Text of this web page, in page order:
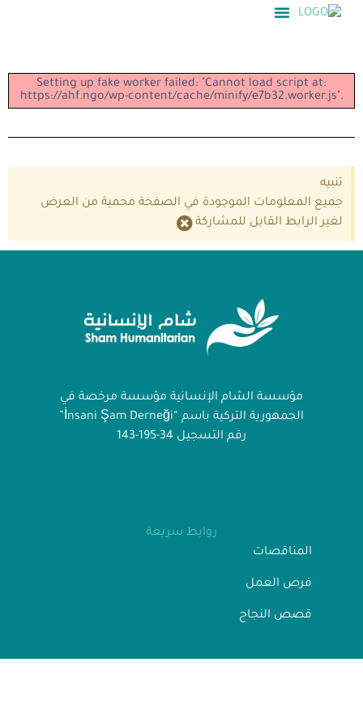
Setting up fake worker failed: "Cannot load script at:
https://ahf.ngo/wp-content/cache/minify/e7b32.worker.js".
تنبيه
جميع المعلومات الموجودة في الصفحة محمية من العرض
لغير الرابط القابل للمشاركة
مؤسسة الشام الإنسانية مؤسسة مرخصة في
الجمهورية التركية باسم “İnsani Şam Derneği”
رقم التسجيل 34-195-143
روابط سريعة
المناقصات
فرص العمل
قصص النجاح